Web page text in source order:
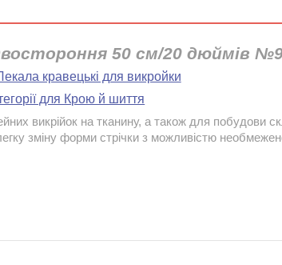
50 см/20 дюймів
кравецькі для викройки
для Крою й шиття
викрійок на тканину, а також для побудови
зміну форми стрічки з можливістю